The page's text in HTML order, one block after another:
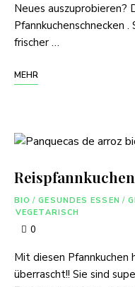
Neues auszuprobieren?
Pfannkuchenschnecken
frischer …
MEHR
BIO / GESUNDES ESSEN /
VEGETARISCH
0
Mit diesen
überrascht!! Sie sind